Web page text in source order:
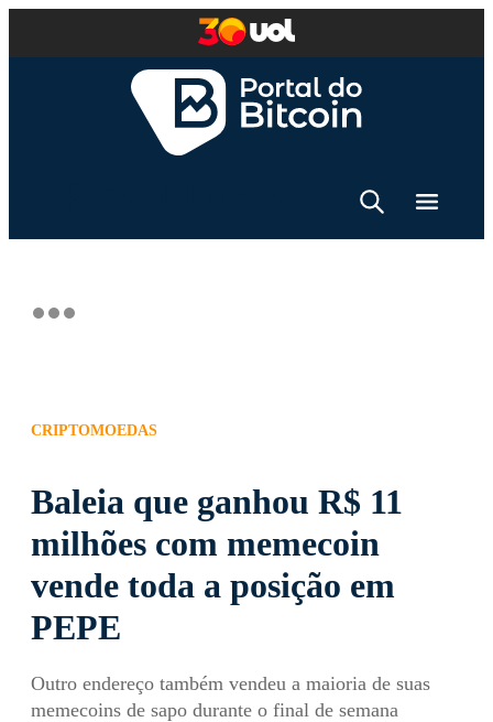
CRIPTOMOEDAS
Baleia que ganhou R$ 11
milhões com memecoin
vende toda a posição em
PEPE
Outro endereço também vendeu a maioria de suas
memecoins de sapo durante o final de semana